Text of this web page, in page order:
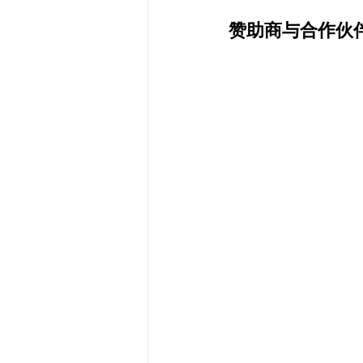
赞助商与合作伙